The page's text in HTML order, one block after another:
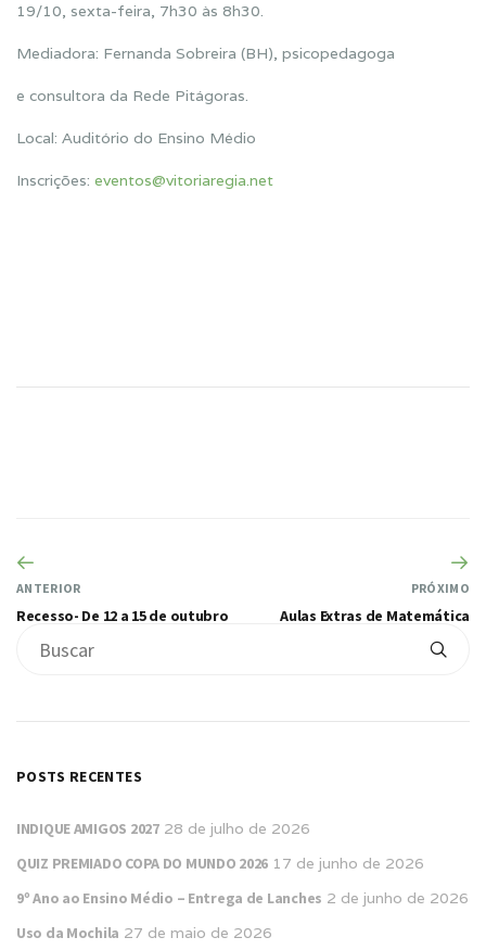
19/10, sexta-feira, 7h30 às 8h30.
Mediadora: Fernanda Sobreira (BH), psicopedagoga
e consultora da Rede Pitágoras.
Local: Auditório do Ensino Médio
Inscrições: eventos@vitoriaregia.net
ANTERIOR
Recesso- De 12 a 15 de outubro
PRÓXIMO
Aulas Extras de Matemática
POSTS RECENTES
INDIQUE AMIGOS 2027 28 de julho de 2026
QUIZ PREMIADO COPA DO MUNDO 2026 17 de junho de 2026
9º Ano ao Ensino Médio – Entrega de Lanches 2 de junho de 2026
Uso da Mochila 27 de maio de 2026